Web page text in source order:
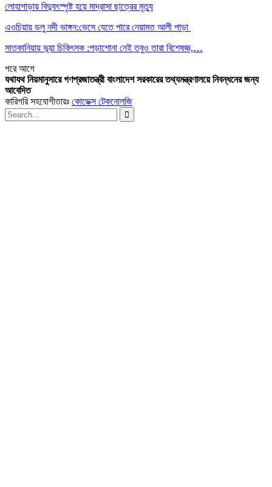
লোহাগাড়ায় বিদ্যুৎস্পৃষ্ট হয়ে মাদ্রাসা ছাত্রের মৃত্যু
এওচিয়ায় ডলু নদী ভাঙ্গন:ভেসে যেতে পারে নেয়ামত আলী পাড়া
সাতকানিয়ায় ভূয়া চিকিৎসক :পড়াশোনা নেই তবুও তারা বিশেষজ্ঞ,…
পরেআগে
যথাযথ নিয়মানুসারে গণপ্রজাতন্ত্রী বাংলাদেশ সরকারের তথ্যমন্ত্রণালয়ে নিবন্ধনের জন্য
আবেদিত
কারিগরি সহযোগীতায়ঃ কোডেক্স টেকনোলজি